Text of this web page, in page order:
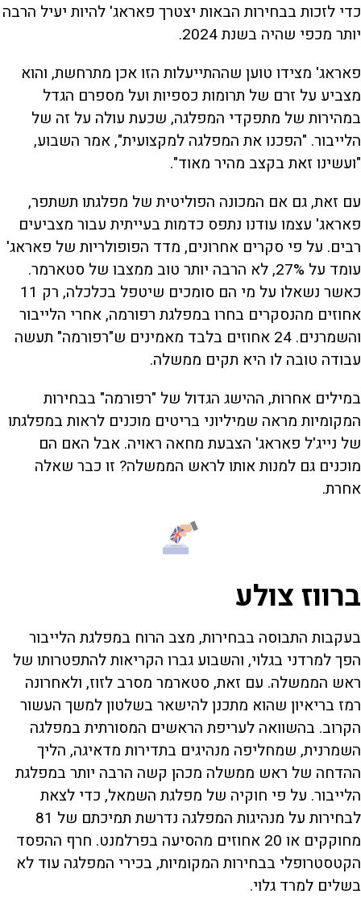
כדי לזכות בבחירות הבאות יצטרך פאראג' להיות יעיל הרבה
יותר מכפי שהיה בשנת 2024.
פאראג' מצידו טוען שההתייעלות הזו אכן מתרחשת, והוא
מצביע על זרם של תרומות כספיות ועל מספרם הגדל
במהירות של מתפקדי המפלגה, שכעת עולה על זה של
הלייבור. "הפכנו את המפלגה למקצועית", אמר השבוע,
"ועשינו זאת בקצב מהיר מאוד".
עם זאת, גם אם המכונה הפוליטית של מפלגתו תשתפר,
פאראג' עצמו עודנו נתפס כדמות בעייתית עבור מצביעים
רבים. על פי סקרים אחרונים, מדד הפופולריות של פאראג'
עומד על 27%, לא הרבה יותר טוב ממצבו של סטארמר.
כאשר נשאלו על מי הם סומכים שיטפל בכלכלה, רק 11
אחוזים מהנסקרים בחרו במפלגת רפורמה, אחרי הלייבור
והשמרנים. 24 אחוזים בלבד מאמינים ש"רפורמה" תעשה
עבודה טובה לו היא תקים ממשלה.
במילים אחרות, ההישג הגדול של "רפורמה" בבחירות
המקומיות מראה שמיליוני בריטים מוכנים לראות במפלגתו
של נייג'ל פאראג' הצבעת מחאה ראויה. אבל האם הם
מוכנים גם למנות אותו לראש הממשלה? זו כבר שאלה
אחרת.
ברווז צולע
בעקבות התבוסה בבחירות, מצב הרוח במפלגת הלייבור
הפך למרדני בגלוי, והשבוע גברו הקריאות להתפטרותו של
ראש הממשלה. עם זאת, סטארמר מסרב לזוז, ולאחרונה
רמז בריאיון שהוא מתכנן להישאר בשלטון למשך העשור
הקרוב. בהשוואה לעריפת הראשים המסורתית במפלגה
השמרנית, שמחליפה מנהיגים בתדירות מדאיגה, הליך
ההדחה של ראש ממשלה מכהן קשה הרבה יותר במפלגת
הלייבור. על פי חוקיה של מפלגת השמאל, כדי לצאת
לבחירות על מנהיגות המפלגה נדרשת תמיכתם של 81
מחוקקים או 20 אחוזים מהסיעה בפרלמנט. חרף ההפסד
הקטסטרופלי בבחירות המקומיות, בכירי המפלגה עוד לא
בשלים למרד גלוי.